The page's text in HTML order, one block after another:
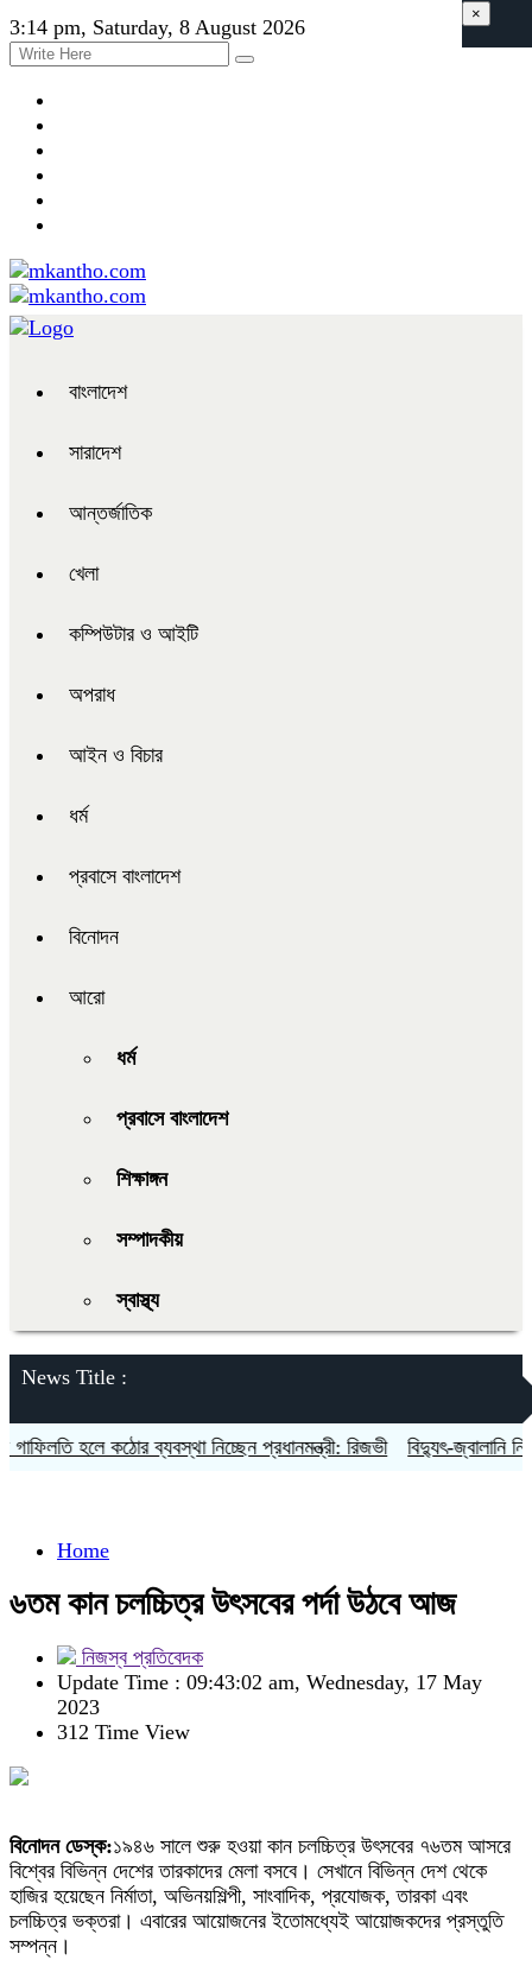
3:14 pm, Saturday, 8 August 2026
বাংলাদেশ
সারাদেশ
আন্তর্জাতিক
খেলা
কম্পিউটার ও আইটি
অপরাধ
আইন ও বিচার
ধর্ম
প্রবাসে বাংলাদেশ
বিনোদন
আরো
ধর্ম
প্রবাসে বাংলাদেশ
শিক্ষাঙ্গন
সম্পাদকীয়
স্বাস্থ্য
News Title :
হলে কঠোর ব্যবস্থা নিচ্ছেন প্রধানমন্ত্রী: রিজভী বিদ্যুৎ-জ্বালানি নিয়ে
×
Home
৬তম কান চলচ্চিত্র উৎসবের পর্দা উঠবে আজ
নিজস্ব প্রতিবেদক
Update Time : 09:43:02 am, Wednesday, 17 May
2023
312 Time View
বিনোদন ডেস্ক:১৯৪৬ সালে শুরু হওয়া কান চলচ্চিত্র উৎসবের ৭৬তম আসরে
বিশ্বের বিভিন্ন দেশের তারকাদের মেলা বসবে। সেখানে বিভিন্ন দেশ থেকে
হাজির হয়েছেন নির্মাতা, অভিনয়শিল্পী, সাংবাদিক, প্রযোজক, তারকা এবং
চলচ্চিত্র ভক্তরা। এবারের আয়োজনের ইতোমধ্যেই আয়োজকদের প্রস্তুতি
সম্পন্ন।